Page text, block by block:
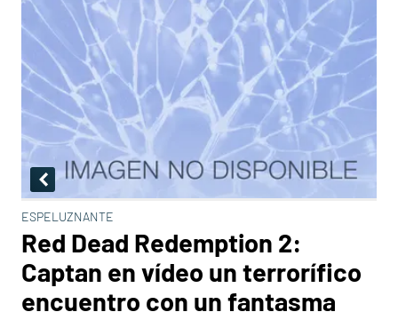
ESPELUZNANTE
Red Dead Redemption 2:
Captan en vídeo un terrorífico
encuentro con un fantasma